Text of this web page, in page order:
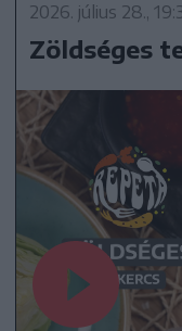
2026. július 28.,
Zöldséges